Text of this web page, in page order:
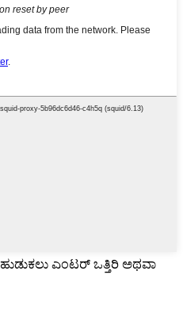
ಹುಡುಕಲು ಎಂಟರ್ ಒತ್ತಿರಿ ಅಥವಾ